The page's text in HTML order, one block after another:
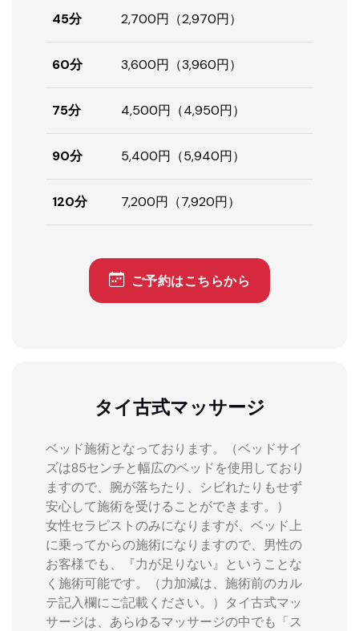
45分 2,700円（2,970円）
60分 3,600円（3,960円）
75分 4,500円（4,950円）
90分 5,400円（5,940円）
120分 7,200円（7,920円）
ご予約はこちらから
タイ古式マッサージ
ベッド施術となっております。（ベッドサイ
ズは85センチと幅広のベッドを使用しており
ますので、腕が落ちたり、シビれたりもせず
安心して施術を受けることができます。）
女性セラピストのみになりますが、ベッド上
に乗ってからの施術になりますので、男性の
お客様でも、『力が足りない』ということな
く施術可能です。（力加減は、施術前のカル
テ記入欄にご記載ください。）タイ古式マッ
サージは、あらゆるマッサージの中でも「ス